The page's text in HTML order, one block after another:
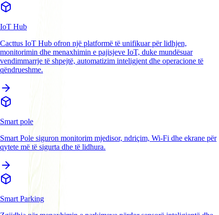
IoT Hub
Cacttus IoT Hub ofron një platformë të unifikuar për lidhjen,
monitorimin dhe menaxhimin e pajisjeve IoT, duke mundësuar
vendimmarrje të shpejtë, automatizim inteligjent dhe operacione të
qëndrueshme.
Smart pole
Smart Pole siguron monitorim mjedisor, ndriçim, Wi-Fi dhe ekrane për
qytete më të sigurta dhe të lidhura.
Smart Parking